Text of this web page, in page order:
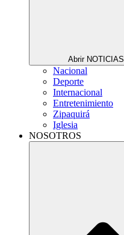
Abrir NOTICIAS
Nacional
Deporte
Internacional
Entretenimiento
Zipaquirá
Iglesia
NOSOTROS